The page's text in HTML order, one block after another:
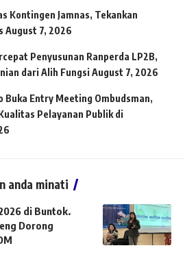
Kontingen Jamnas, Tekankan
August 7, 2026
Penyusunan Ranperda LP2B,
dari Alih Fungsi August 7, 2026
Buka Entry Meeting Ombudsman,
Pelayanan Publik di
anda minati
di Buntok.
Dorong